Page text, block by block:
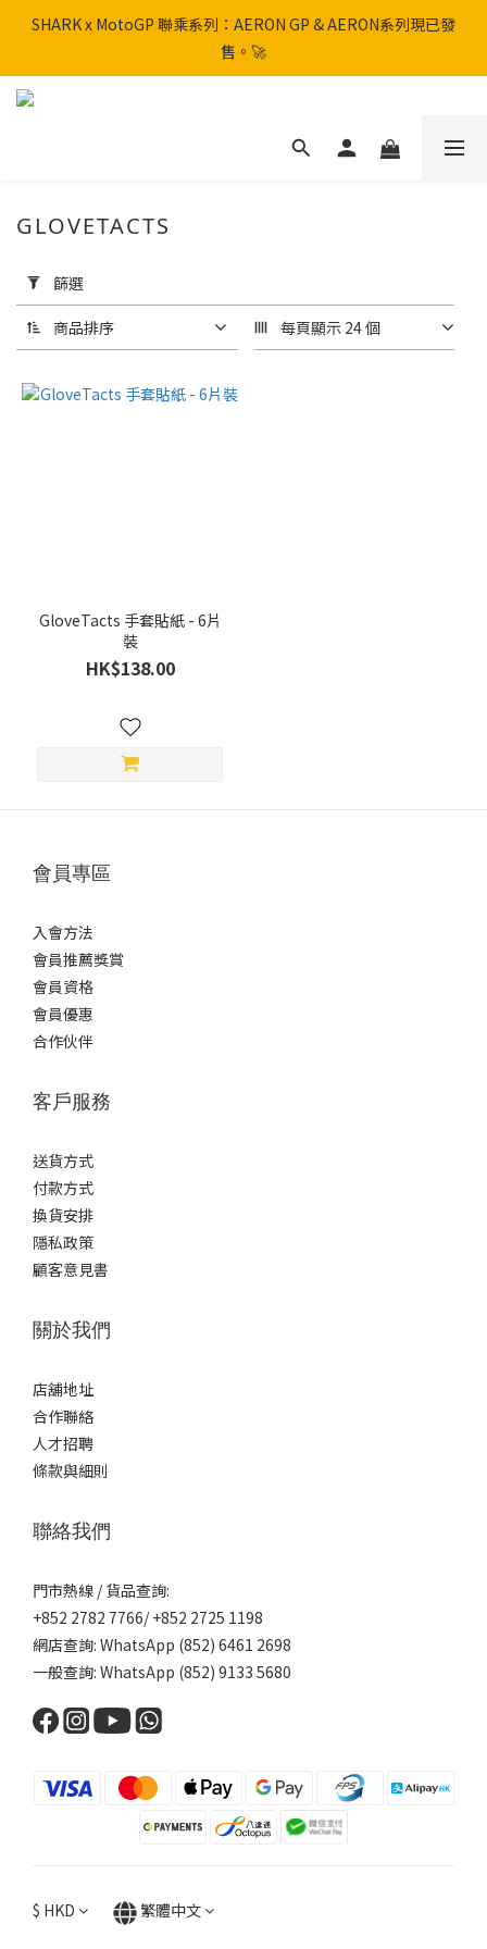
SHARK x MotoGP 聯乘系列：AERON GP & AERON系列現已發
售。🚀
SHARK x MotoGP 聯乘系列：AERON GP & AERON系列現已發
售。🚀
📦 【全新上架】NHK Helmet 到貨通知：S1GP & K5R 熱銷款式全
用
篩
選
(0/20)
品
黑
(1)
性
別
女
士
(1)
男
士
GLOVETACTS
篩選
商品排序 每頁顯示 24 個
GloveTacts 手套貼紙 - 6片
裝
HK$138.00
會員專區
入會方法
會員推薦獎賞
會員資格
會員優惠
合作伙伴
客戶服務
送貨方式
付款方式
換貨安排
隱私政策
顧客意見書
關於我們
店舖地址
合作聯絡
人才招聘
條款與細則
聯絡我們
門市熱線 / 貨品查詢:
+852 2782 7766/ +852 2725 1198
網店查詢: WhatsApp (852) 6461 2698
一般查詢: WhatsApp (852) 9133 5680
$ HKD 繁體中文